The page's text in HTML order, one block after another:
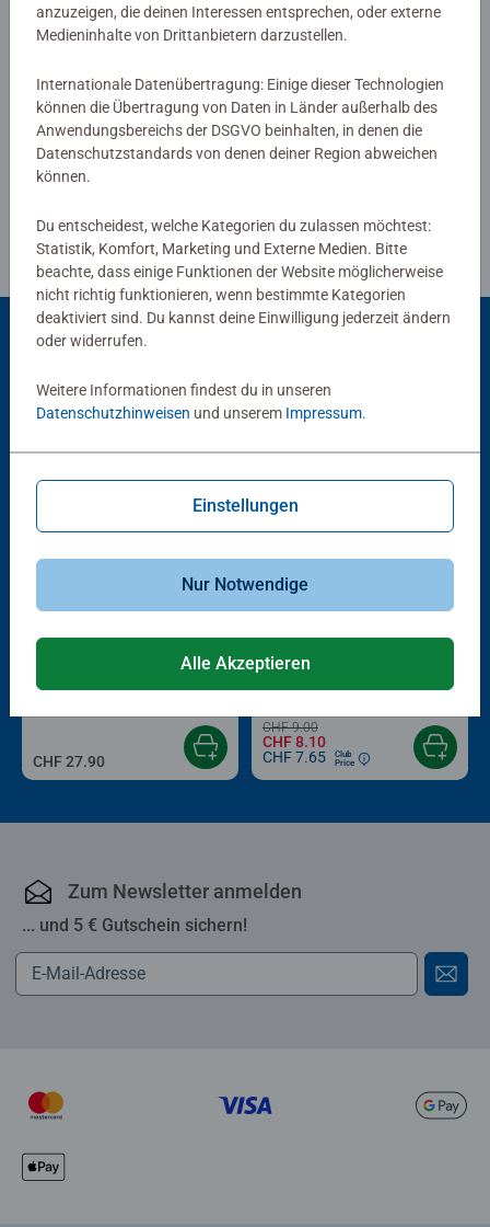
für Kinder ab 2 Jahren. Die zugehörigen Audiodateien lädt
man einfach, sicher und schnell über den tiptoi Manager
tiptoi-Stift nicht enthalten. Muss separat erworben
werden.
Richtlinien für Bewertungen
Beliebte Auswahl
Andere Kunden mögen auch
Durchschnittliche Bewertung 4.0 von 5 Sternen.
CHF 27.90
Disney Frozen 2: Helft Olaf!
CHF 9.00
CHF 8.10
CHF 7.65
Club
Price
Zum Newsletter anmelden
... und 5 € Gutschein sichern!
anzuzeigen, die deinen Interessen entsprechen, oder externe
Medieninhalte von Drittanbietern darzustellen.
Internationale Datenübertragung: Einige dieser Technologien
können die Übertragung von Daten in Länder außerhalb des
Anwendungsbereichs der DSGVO beinhalten, in denen die
Datenschutzstandards von denen deiner Region abweichen
können.
Du entscheidest, welche Kategorien du zulassen möchtest:
Statistik, Komfort, Marketing und Externe Medien. Bitte
beachte, dass einige Funktionen der Website möglicherweise
nicht richtig funktionieren, wenn bestimmte Kategorien
deaktiviert sind. Du kannst deine Einwilligung jederzeit ändern
oder widerrufen.
Weitere Informationen findest du in unseren
Datenschutzhinweisen und unserem Impressum.
Einstellungen
Nur Notwendige
Alle Akzeptieren